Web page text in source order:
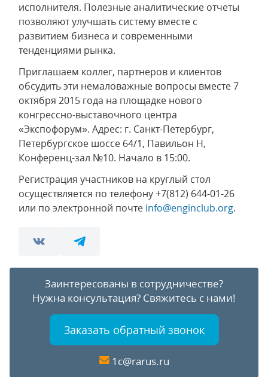
исполнителя. Полезные аналитические отчеты
позволяют улучшать систему вместе с
развитием бизнеса и современными
тенденциями рынка.
Приглашаем коллег, партнеров и клиентов
обсудить эти немаловажные вопросы вместе 7
октября 2015 года на площадке нового
конгрессно-выставочного центра
«Экспофорум». Адрес: г. Санкт-Петербург,
Петербургское шоссе 64/1, Павильон H,
Конференц-зал №10. Начало в 15:00.
Регистрация участников на круглый стол
осуществляется по телефону +7(812) 644-01-26
или по электронной почте info@enginclub.org.
Заинтересованы в сотрудничестве?
Нужна консультация? Свяжитесь с нами!
Заказать обратный звонок
1c@rarus.ru